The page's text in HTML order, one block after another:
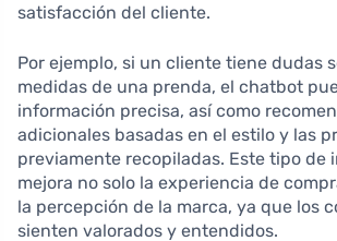
satisfacción del cliente.
Por ejemplo, si un cliente tiene dudas
medidas de una prenda, el chatbot
información precisa, así como
adicionales basadas en el estilo y las
previamente recopiladas. Este tipo de
mejora no solo la experiencia de
la percepción de la marca, ya que los
sienten valorados y entendidos.